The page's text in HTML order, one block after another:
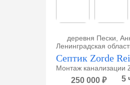
деревня Пески,
Ленинградская
Септик Zorde
Монтаж канализации
250 000 ₽ 5